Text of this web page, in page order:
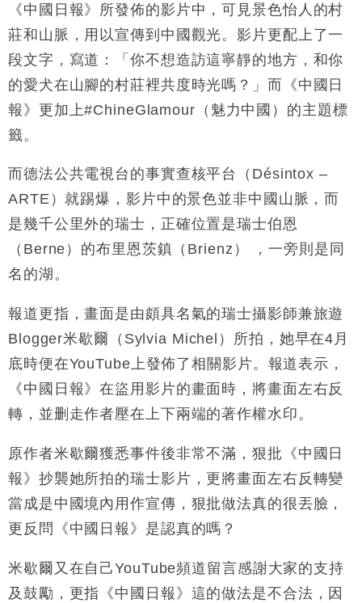
10:57
財經｜美商務部擬擴大金屬關稅範圍 14類產品或加徵
25%
18:15
本地｜新世界K11 9月升級會員制度 增鉑金卡級別鎖
定高消費客群
17:40
財經｜本港6月零售額連升14個月 珠寶鐘錶銷售升勢
最強
16:33
《中國日報》所發佈的影片中，可見景色怡人的村
莊和山脈，用以宣傳到中國觀光。影片更配上了一
段文字，寫道：「你不想造訪這寧靜的地方，和你
的愛犬在山腳的村莊裡共度時光嗎？」而《中國日
報》更加上#ChineGlamour（魅力中國）的主題標
籤。
而德法公共電視台的事實查核平台（Désintox –
ARTE）就踢爆，影片中的景色並非中國山脈，而
是幾千公里外的瑞士，正確位置是瑞士伯恩
（Berne）的布里恩茨鎮（Brienz） ，一旁則是同
名的湖。
報道更指，畫面是由頗具名氣的瑞士攝影師兼旅遊
Blogger米歇爾（Sylvia Michel）所拍，她早在4月
底時便在YouTube上發佈了相關影片。報道表示，
《中國日報》在盜用影片的畫面時，將畫面左右反
轉，並删走作者壓在上下兩端的著作權水印。
原作者米歇爾獲悉事件後非常不滿，狠批《中國日
報》抄襲她所拍的瑞士影片，更將畫面左右反轉變
當成是中國境內用作宣傳，狠批做法真的很丟臉，
更反問《中國日報》是認真的嗎？
米歇爾又在自己YouTube頻道留言感謝大家的支持
及鼓勵，更指《中國日報》這的做法是不合法，因